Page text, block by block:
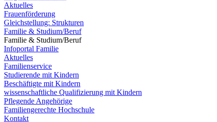
Aktuelles
Frauenförderung
Gleichstellung: Strukturen
Familie & Studium/Beruf
Familie & Studium/Beruf
Infoportal Familie
Aktuelles
Familienservice
Studierende mit Kindern
Beschäftigte mit Kindern
wissenschaftliche Qualifizierung mit Kindern
Pflegende Angehörige
Familiengerechte Hochschule
Kontakt